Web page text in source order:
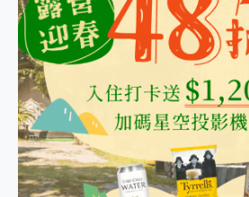
開箱~變身「蜘蛛人」椅子軍師！MSI MPG 491CQP QD-OLED 超寬曲面電競螢幕，多工辦公、爽度滿滿的終極桌面體驗
iPhone 17 系列 有認證的防護來囉！ imos 首家導入 UL MCV 行銷宣告驗證的手機配件品牌
DJI Osmo Pocket 3 爽爽帶回家 歡慶 EaseUS 21 週年到來，「Slogan 海報徵稿活動」好康大放送
小巧好吸不擋鏡頭 有Qi2認證的 ONPRO MagReact MXs2 5000mAh薄型磁吸無線急速行動電源 開箱 評測
會走動的冷暖氣 SONY REON POCKET PRO 穿戴式智慧冷暖調溫裝置 開箱 評測
寶可夢飛人外掛iToolab AnyGo全新升級，GO Fest 五折優惠嗨翻天！支援 iOS/Android！
百倍變焦實測~ vivo X200 Pro 與 S25 Ultra 誰能滿足全場景拍攝需求？
超好用的 PLAUD NotePin AI 智慧錄音膠囊~ 您的AI 秘書已上線 每月免費送你 300分鐘轉寫
COMPUTEX 2025 來囉！AGI亞奇雷 AI・Gaming・創作儲存方案登場，趕快來AGI亞奇雷挑戰任務抽 PS5！
自帶線的 有線無線都能充 ONPRO MagReact M5 10000mAh 5合1 磁吸無線急速行動電源 開箱 評測